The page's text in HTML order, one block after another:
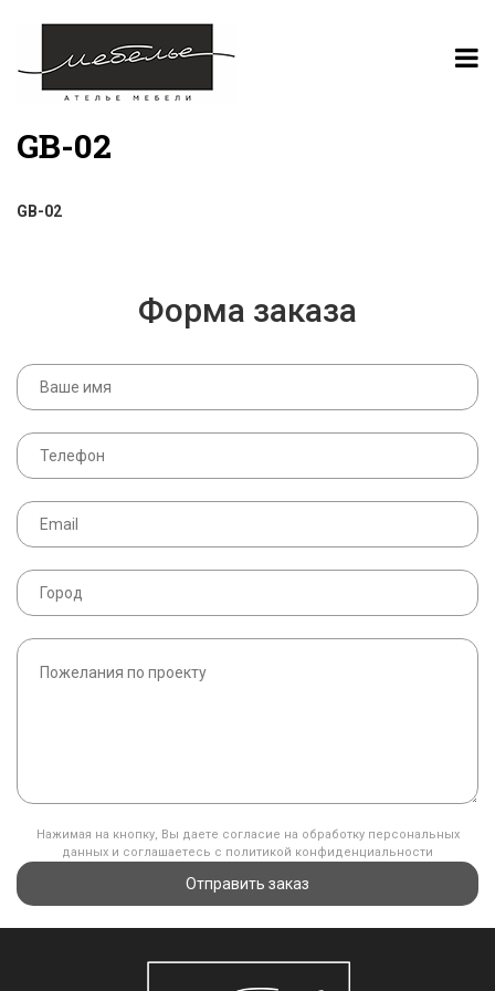
GB-02
GB-02
Форма заказа
Нажимая на кнопку, Вы даете согласие на обработку персональных
данных и соглашаетесь с политикой конфиденциальности
Отправить заказ